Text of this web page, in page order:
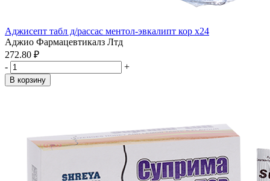
Аджисепт табл д/рассас ментол-эвкалипт кор x24
Аджио Фармацевтикалз Лтд
272.80 ₽
-
+
В корзину